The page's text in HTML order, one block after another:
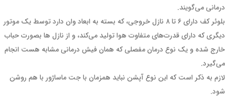
درمانی می‌گویند.
بلوئر کف دارای ۶ تا ۸ نازل خروجی، که بسته به ابعاد وان دارد توسط یک موتور
دیگری که دارای قدرت‌های متفاوت هوا تولید می‌کند، و از نازل ها بصورت حباب
خارج شده و یک نوع درمان مفصلی که همان فیش درمانی مشابه هست انجام
می‌گیرد.
لازم به ذکر است که این نوع آپشن نباید همزمان با جت ماساژور با هم روشن
شود.